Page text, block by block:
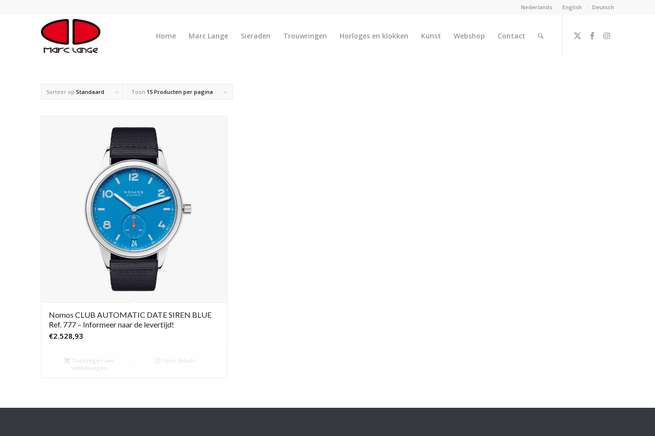
Nederlands English Deutsch
Home Marc Lange Sieraden Trouwringen Horloges en klokken Kunst Webshop Contact
Sorteer op Standaard Toon 15 Producten per pagina
Nomos CLUB AUTOMATIC DATE SIREN BLUE
Ref. 777 – Informeer naar de levertijd!
€2.528,93
Toevoegen aan
winkelwagen
Toon details